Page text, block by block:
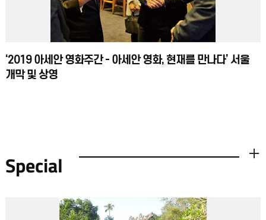
‘2019 아세안 영화주간 - 아세안 영화, 현재를 만나다’ 서울
개막 및 상영
Special 더보기